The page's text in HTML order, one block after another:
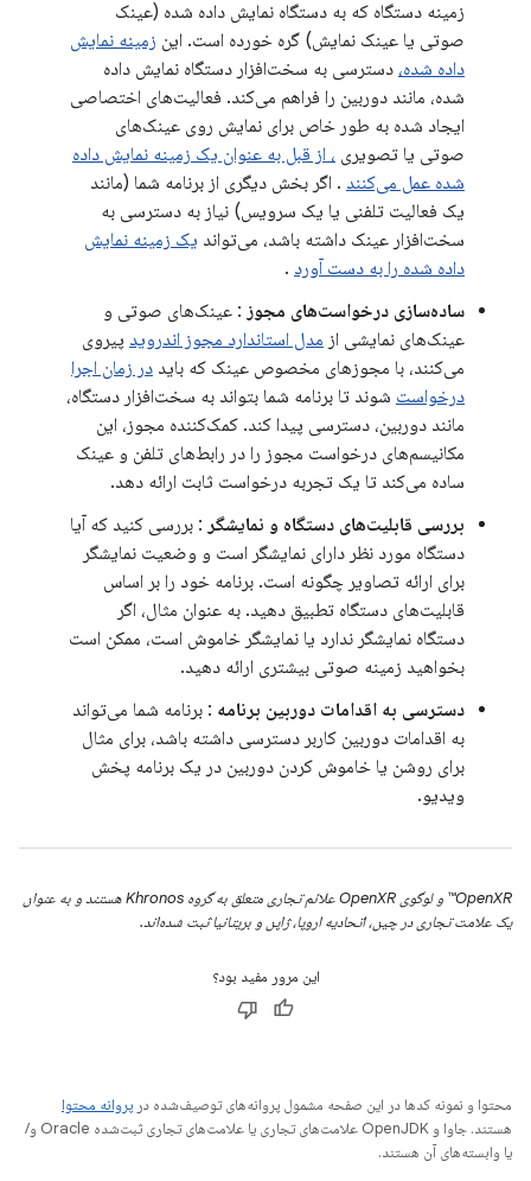
زمینه دستگاه که به دستگاه نمایش داده شده (عینک
صوتی یا عینک نمایش) گره خورده است. این زمینه نمایش
داده شده، دسترسی به سخت‌افزار دستگاه نمایش داده
شده، مانند دوربین را فراهم می‌کند. فعالیت‌های اختصاصی
ایجاد شده به طور خاص برای نمایش روی عینک‌های
صوتی یا تصویری ، از قبل به عنوان یک زمینه نمایش داده
شده عمل می‌کنند . اگر بخش دیگری از برنامه شما (مانند
یک فعالیت تلفنی یا یک سرویس) نیاز به دسترسی به
سخت‌افزار عینک داشته باشد، می‌تواند یک زمینه نمایش
داده شده را به دست آورد .
ساده‌سازی درخواست‌های مجوز : عینک‌های صوتی و
عینک‌های نمایشی از مدل استاندارد مجوز اندروید پیروی
می‌کنند، با مجوزهای مخصوص عینک که باید در زمان اجرا
درخواست شوند تا برنامه شما بتواند به سخت‌افزار دستگاه،
مانند دوربین، دسترسی پیدا کند. کمک‌کننده مجوز، این
مکانیسم‌های درخواست مجوز را در رابط‌های تلفن و عینک
ساده می‌کند تا یک تجربه درخواست ثابت ارائه دهد.
بررسی قابلیت‌های دستگاه و نمایشگر : بررسی کنید که آیا
دستگاه مورد نظر دارای نمایشگر است و وضعیت نمایشگر
برای ارائه تصاویر چگونه است. برنامه خود را بر اساس
قابلیت‌های دستگاه تطبیق دهید. به عنوان مثال، اگر
دستگاه نمایشگر ندارد یا نمایشگر خاموش است، ممکن است
بخواهید زمینه صوتی بیشتری ارائه دهید.
دسترسی به اقدامات دوربین برنامه : برنامه شما می‌تواند
به اقدامات دوربین کاربر دسترسی داشته باشد، برای مثال
برای روشن یا خاموش کردن دوربین در یک برنامه پخش
ویدیو.
OpenXR™ و لوگوی OpenXR علائم تجاری متعلق به گروه Khronos هستند و به عنوان
یک علامت تجاری در چین، اتحادیه اروپا، ژاپن و بریتانیا ثبت شده‌اند.
این مرور مفید بود؟
محتوا و نمونه کدها در این صفحه مشمول پروانه‌های توصیف‌شده در پروانه محتوا
هستند. جاوا و OpenJDK علامت‌های تجاری یا علامت‌های تجاری ثبت‌شده Oracle و/
یا وابسته‌های آن هستند.